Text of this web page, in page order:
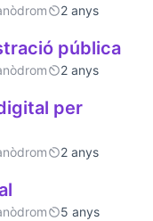
2 anys
pública
2 anys
per
2 anys
5 anys